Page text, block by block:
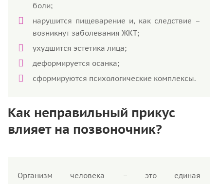
боли;
нарушится пищеварение и, как следствие –
возникнут заболевания ЖКТ;
ухудшится эстетика лица;
деформируется осанка;
сформируются психологические комплексы.
Как неправильный прикус
влияет на позвоночник?
Организм человека – это единая